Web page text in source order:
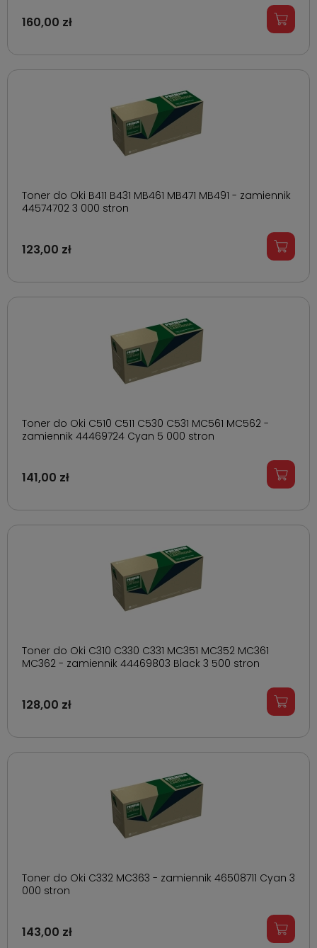
160,00 zł
Toner do Oki B411 B431 MB461 MB471 MB491 - zamiennik
44574702 3 000 stron
123,00 zł
Toner do Oki C510 C511 C530 C531 MC561 MC562 -
zamiennik 44469724 Cyan 5 000 stron
141,00 zł
Toner do Oki C310 C330 C331 MC351 MC352 MC361
MC362 - zamiennik 44469803 Black 3 500 stron
128,00 zł
Toner do Oki C332 MC363 - zamiennik 46508711 Cyan 3
000 stron
143,00 zł